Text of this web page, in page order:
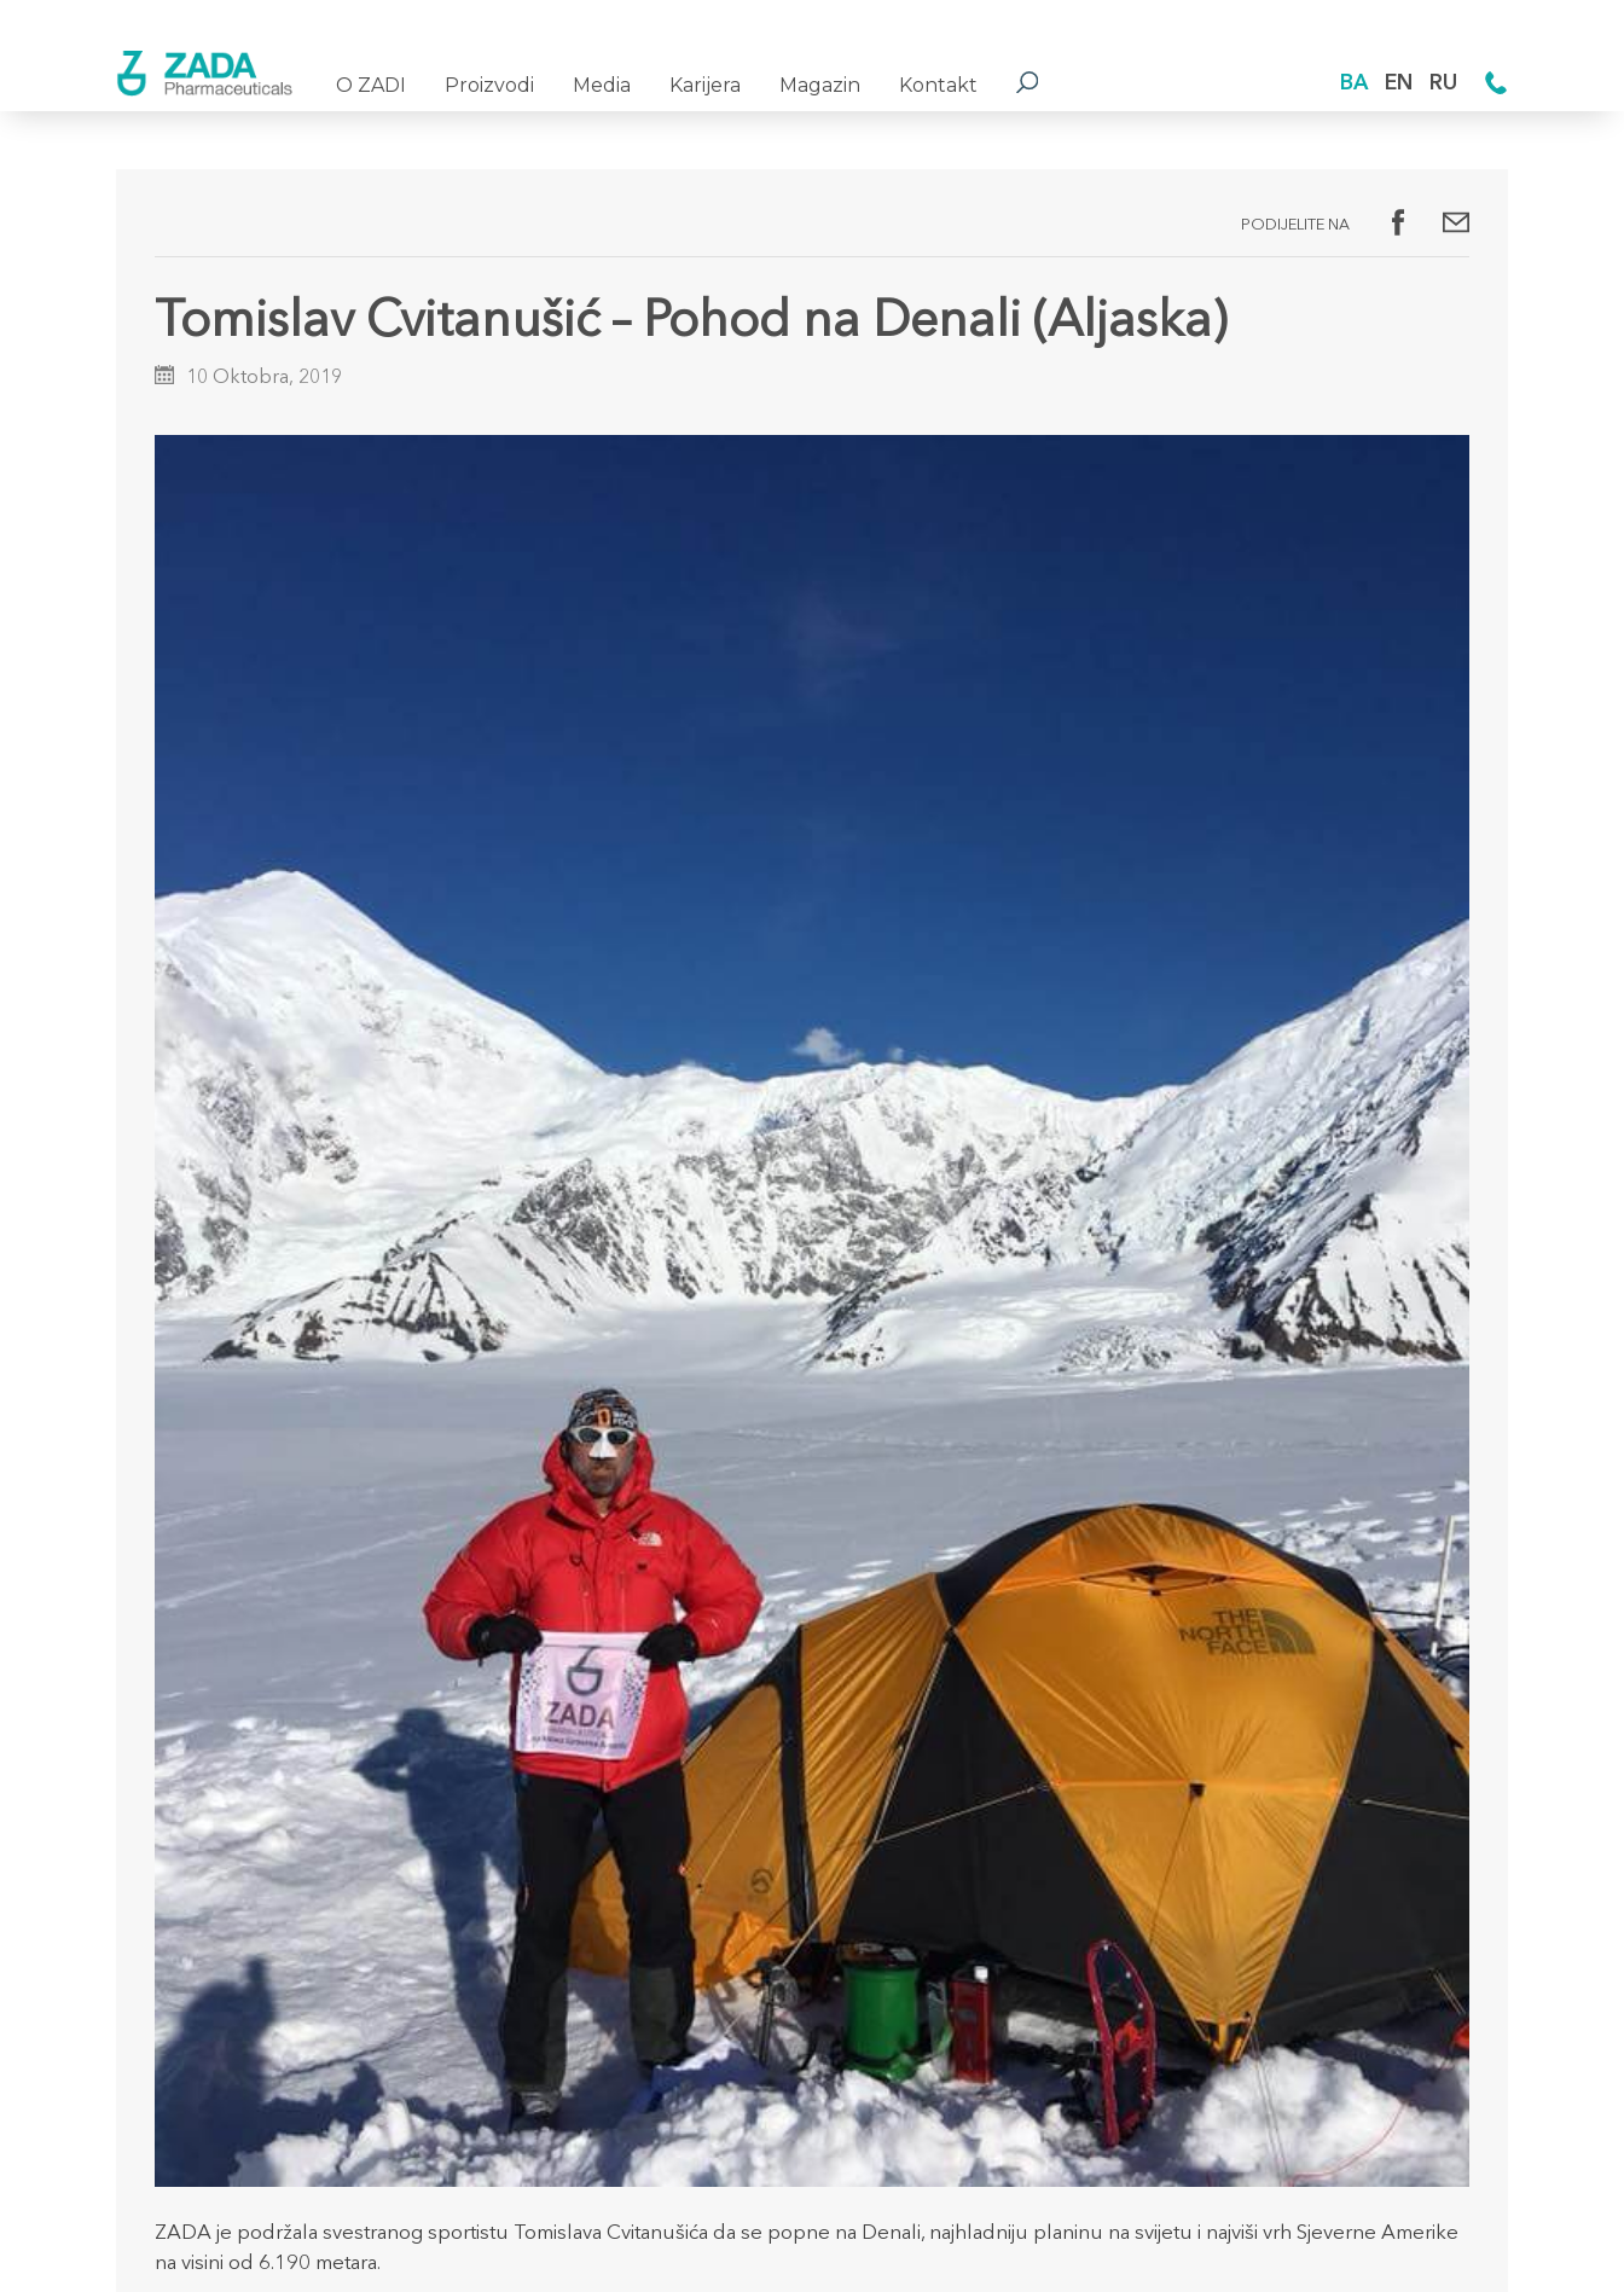
O ZADI Proizvodi Media Karijera Magazin Kontakt BA EN RU
PODIJELITE NA
Tomislav Cvitanušić – Pohod na Denali (Aljaska)
10 Oktobra, 2019
ZADA je podržala svestranog sportistu Tomislava Cvitanušića da se popne na Denali, najhladniju planinu na svijetu i najviši vrh Sjeverne Amerike
na visini od 6.190 metara.